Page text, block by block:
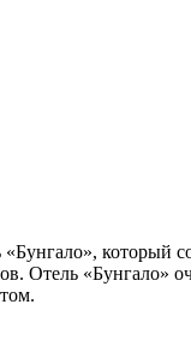
который
Отель «Бунгало»